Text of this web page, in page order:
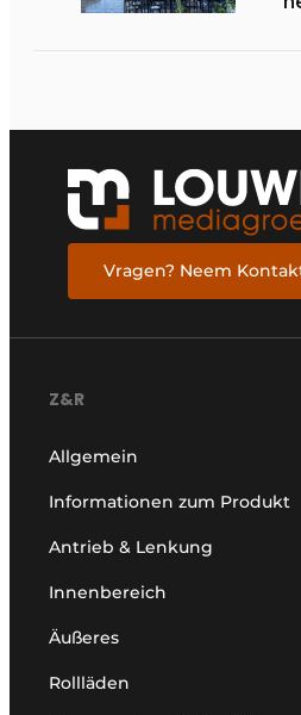
Vragen? Neem
Z&R
Allgemein
Informationen zum Produkt
Antrieb & Lenkung
Innenbereich
Äußeres
Rollläden